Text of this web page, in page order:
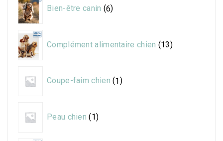
Bien-être canin 6
produits
Complément alimentaire chien 13
produits
Coupe-faim chien 1
produit
Peau chien 1
produit